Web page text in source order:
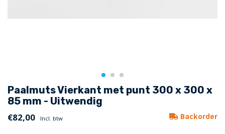
Paalmuts Vierkant met punt 300 x 300 x
85 mm - Uitwendig
€82,00 Incl. btw Backorder